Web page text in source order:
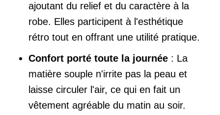
ajoutant du relief et du caractère à la
robe. Elles participent à l'esthétique
rétro tout en offrant une utilité pratique.
Confort porté toute la journée : La
matière souple n'irrite pas la peau et
laisse circuler l'air, ce qui en fait un
vêtement agréable du matin au soir.